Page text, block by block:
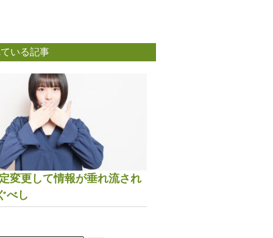
いる記事
変更して情報が垂れ流され
べし